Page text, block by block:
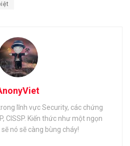
lĩnh vực Security, các chứng
CISSP. Kiến thức như một ngọn
sẽ nó sẽ càng bùng cháy!